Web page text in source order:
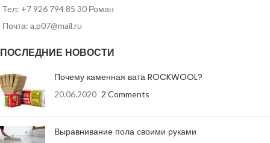
Тел: +7 926 794 85 30 Роман
Почта: a.p07@mail.ru
ПОСЛЕДНИЕ НОВОСТИ
Почему каменная вата ROCKWOOL?
20.06.2020 2 Comments
Выравнивание пола своими руками